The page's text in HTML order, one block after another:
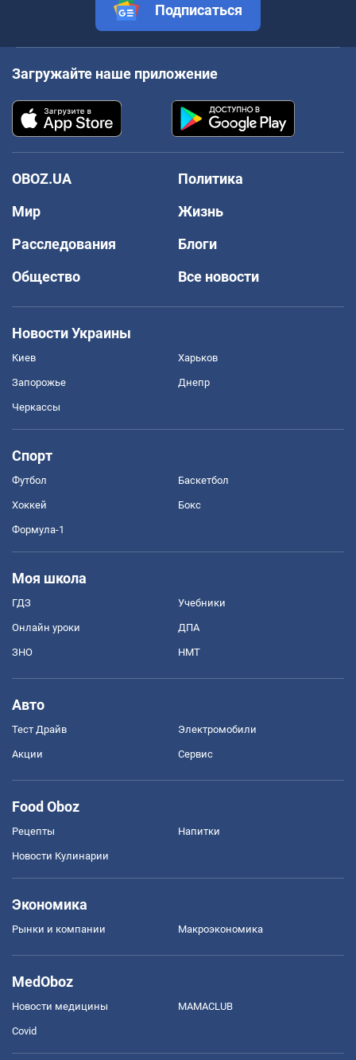
Подписаться
Загружайте наше приложение
OBOZ.UA
Политика
Мир
Жизнь
Расследования
Блоги
Общество
Все новости
Новости Украины
Киев Харьков
Запорожье Днепр
Черкассы
Спорт
Футбол Баскетбол
Хоккей Бокс
Формула-1
Моя школа
ГДЗ Учебники
Онлайн уроки ДПА
ЗНО НМТ
Авто
Тест Драйв Электромобили
Акции Сервис
Food Oboz
Рецепты Напитки
Новости Кулинарии
Экономика
Рынки и компании Mакроэкономика
MedOboz
Новости медицины MAMACLUB
Covid